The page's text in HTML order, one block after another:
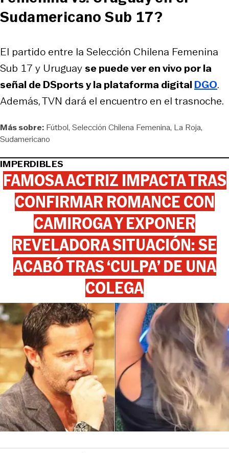
Sudamericano Sub 17?
El partido entre la Selección Chilena Femenina
Sub 17 y Uruguayse puede ver en vivo por la
señal de DSports y la plataforma digitalDGO.
Además, TVN dará el encuentro en el trasnoche.
Más sobre: Fútbol Selección Chilena Femenina La Roja
Sudamericano
IMPERDIBLES
FAMOSA ACTRIZ IMPACTA TRAS
CONFIRMAR ROMANCE CON
CAMIROGA Y EXPONER
REVELADORA SITUACIÓN: SE
ACABÓ TRAS ‘CULPA’ DE UNA
COLEGA